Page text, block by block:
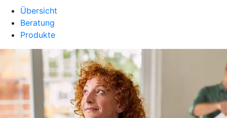
Übersicht
Beratung
Produkte